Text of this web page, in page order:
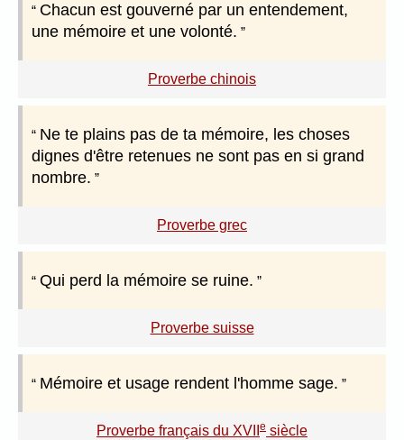
Chacun est gouverné par un entendement,
une mémoire et une volonté.
Proverbe chinois
Ne te plains pas de ta mémoire, les choses
dignes d'être retenues ne sont pas en si grand
nombre.
Proverbe grec
Qui perd la mémoire se ruine.
Proverbe suisse
Mémoire et usage rendent l'homme sage.
Proverbe français du XVII e siècle